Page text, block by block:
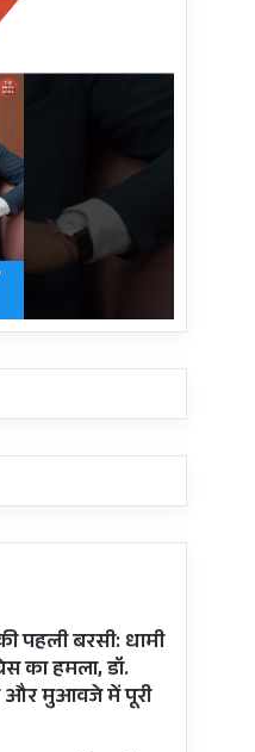
पहली बरसी: धामी
का हमला, डॉ.
और मुआवजे में पूरी